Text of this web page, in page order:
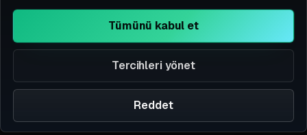
+90 530 466 92 76
Gülbahar Mah. Çetin Sk.
Odabaş Apt No: 9 İç Kapı No: 12
Tümünü kabul et
Tercihleri yönet
Reddet